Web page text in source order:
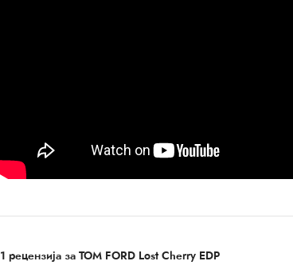
1 рецензија за TOM FORD Lost Cherry EDP